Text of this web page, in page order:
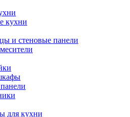
кухни
и стеновые панели
для кухни